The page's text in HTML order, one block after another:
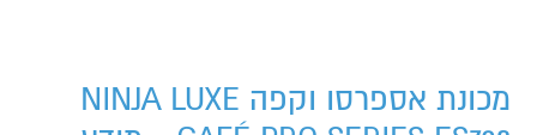
מכונת אספרסו וקפה NINJA LUXE